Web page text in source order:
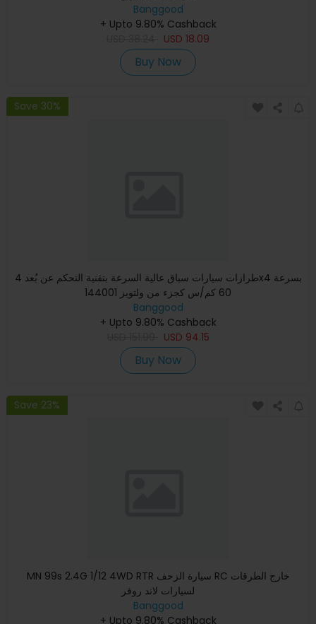
Banggood
+ Upto 9.80% Cashback
USD 18.09
Buy Now
Save 30%
طرازات سيارات سباق عالية السرعة بتقنية التحكم عن بُعد 4x4 بسرعة
60 كم/س كجزء من ولتويز 144001
Banggood
+ Upto 9.80% Cashback
USD 94.15
Buy Now
Save 23%
MN 99s 2.4G 1/12 4WD RTR سيارة الزحف RC خارج الطرقات
لسيارات لاند روفر
Banggood
+ Upto 9.80% Cashback